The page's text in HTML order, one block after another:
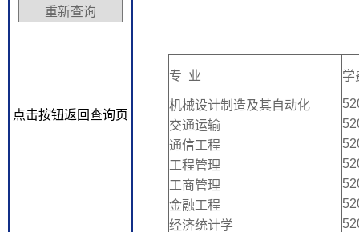
点击按钮返回查询页
专 业 学
机械设计制造及其自动化
交通运输
通信工程
工程管理
工商管理
金融工程
经济统计学